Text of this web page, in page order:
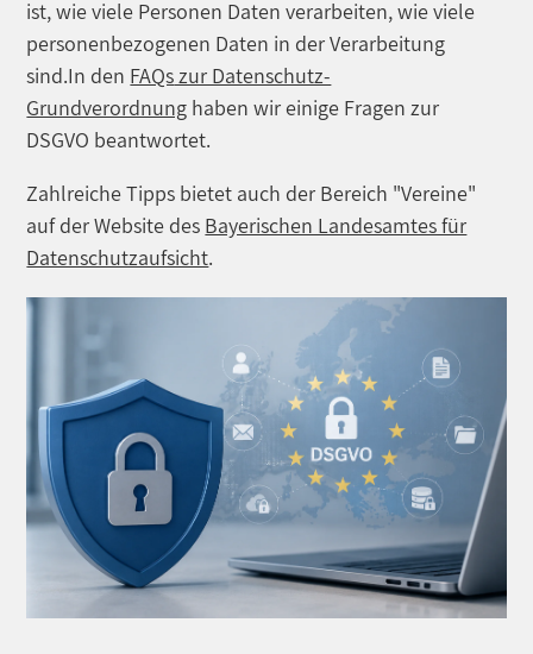
ist, wie viele Personen Daten verarbeiten, wie viele
personenbezogenen Daten in der Verarbeitung
sind.In den FAQszur Datenschutz-
Grundverordnung haben wir einige Fragen zur
DSGVO beantwortet.
Zahlreiche Tipps bietet auch der Bereich "Vereine"
auf der Website des Bayerischen Landesamtes für
Datenschutzaufsicht.